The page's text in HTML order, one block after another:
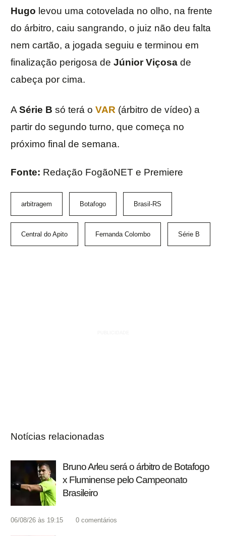
Hugo levou uma cotovelada no olho, na frente
do árbitro, caiu sangrando, o juiz não deu falta
nem cartão, a jogada seguiu e terminou em
finalização perigosa de Júnior Viçosa de
cabeça por cima.
ASérie B só terá o VAR (árbitro de vídeo) a
partir do segundo turno, que começa no
próximo final de semana.
Fonte: Redação FogãoNET e Premiere
arbitragem Botafogo Brasil-RS
Central do Apito Fernanda Colombo Série B
Notícias relacionadas
Bruno Arleu será o árbitro de Botafogo
x Fluminense pelo Campeonato
Brasileiro
06/08/26 às 19:15 0 comentários